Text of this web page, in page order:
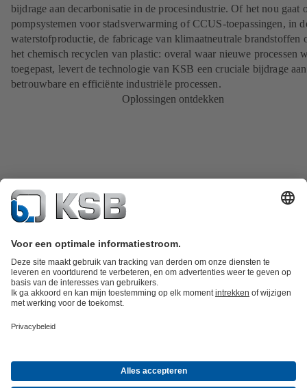
bijdrage aan decarbonisatie in de procesindustrie. Of het nou gaat
pompsystemen voor stadsverwarming of CCUS-toepassingen, in
waterstofproductie, de fabricage van klimaatneutrale brandstoffen
het chemisch recyclen van plastic: overal waar nieuwe processen
toegepast, levert de technologie van KSB een cruciale bijdrage aan
betrouwbare en efficiënte industriële processen.
Oplossingen ontdekken
Productcatalogus
premium service voor pompen en
Beurzen en evenementenPersinformatie
Media